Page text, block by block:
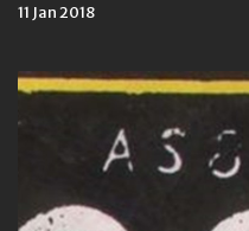
11 Jan 2018